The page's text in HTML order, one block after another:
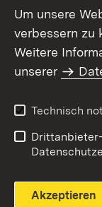
Um unsere
verbessern zu
Weitere
unserer
Technisch
Akzeptieren